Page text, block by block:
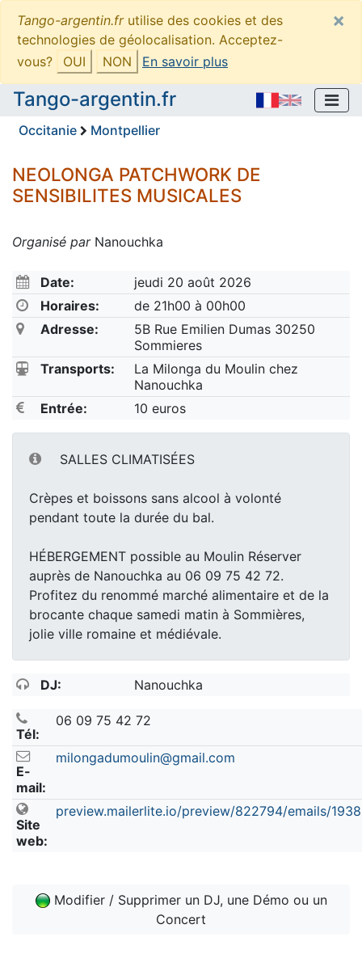
Tango-argentin.frutilise des cookies et des
technologies de géolocalisation. Acceptez-
vous?
OUI NON En savoir plus
×
Tango-argentin.fr
Occitanie Montpellier
NEOLONGA PATCHWORK DE
SENSIBILITES MUSICALES
Organisé parNanouchka
Date:
jeudi 20 août 2026
Horaires:
de 21h00 à 00h00
Adresse:
5B Rue Emilien Dumas 30250
Sommieres
Transports:
La Milonga du Moulin chez
Nanouchka
Entrée:
10 euros
SALLES CLIMATISÉES
Crèpes et boissons sans alcool à volonté
pendant toute la durée du bal.
HÉBERGEMENT possible au Moulin Réserver
auprès de Nanouchka au 06 09 75 42 72.
Profitez du renommé marché alimentaire et de la
brocante chaque samedi matin à Sommières,
jolie ville romaine et médiévale.
DJ: Nanouchka
Tél:
06 09 75 42 72
E-
mail:
milongadumoulin@gmail.com
Site
web:
preview.mailerlite.io/preview/822794/emails/
Modifier / Supprimer un DJ, une Démo ou un
Concert